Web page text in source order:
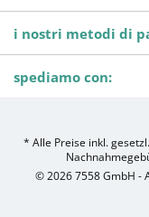
i nostri metodi di
spediamo con:
* Alle Preise inkl.
© 2026 7558 GmbH -